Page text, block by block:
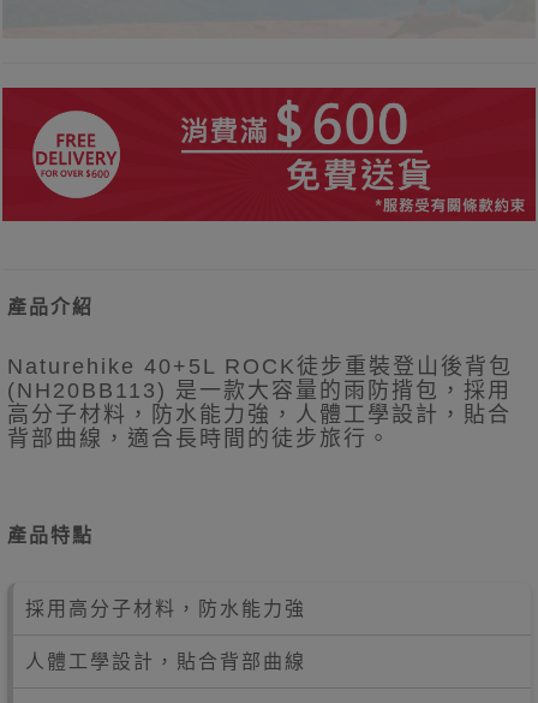
產品介紹
Naturehike 40+5L ROCK徒步重裝登山後背包
(NH20BB113) 是一款大容量的雨防揹包，採用
高分子材料，防水能力強，人體工學設計，貼合
背部曲線，適合長時間的徒步旅行。
產品特點
採用高分子材料，防水能力強
人體工學設計，貼合背部曲線